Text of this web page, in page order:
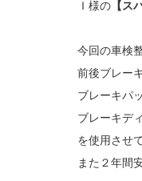
Ｉ様の 【ス
今回の車検
前後ブレー
ブレーキパ
ブレーキデ
を使用させ
また２年間